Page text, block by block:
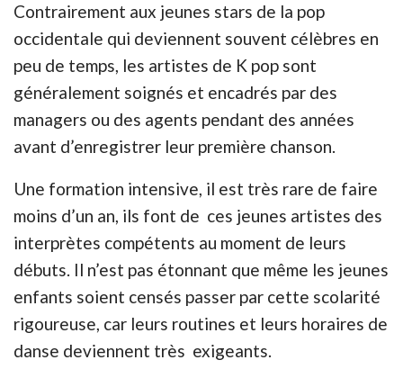
Contrairement aux jeunes stars de la pop
occidentale qui deviennent souvent célèbres en
peu de temps, les artistes de K pop sont
généralement soignés et encadrés par des
managers ou des agents pendant des années
avant d’enregistrer leur première chanson.
Une formation intensive, il est très rare de faire
moins d’un an, ils font de ces jeunes artistes des
interprètes compétents au moment de leurs
débuts. Il n’est pas étonnant que même les jeunes
enfants soient censés passer par cette scolarité
rigoureuse, car leurs routines et leurs horaires de
danse deviennent très exigeants.